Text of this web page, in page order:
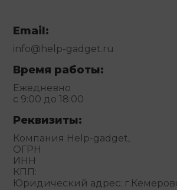
Email:
info@help-gadget.ru
Время работы:
Ежедневно
с 9:00 до 18:00
Реквизиты:
Компания Help-gadget,
ОГРН
ИНН
КПП:
Юридический адрес: